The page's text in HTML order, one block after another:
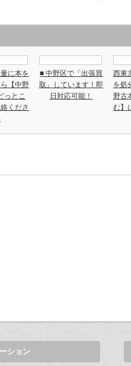
に本を
【中野
っとこ
くださ
■ 中野区で「出張買
取」しています！即
日対応可能！
西東
を処
野古
む】
ション